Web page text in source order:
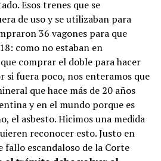
Esos trenes que se
de uso y se utilizaban para
36 vagones para que
como no estaban en
comprar el doble para hacer
si fuera poco, nos enteramos que
que hace más de 20 años
y en el mundo porque es
el asbesto. Hicimos una medida
reconocer esto. Justo en
fallo escandaloso de la Corte